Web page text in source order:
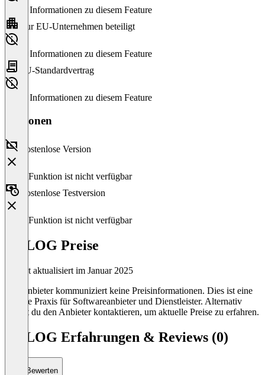
Keine Informationen zu diesem Feature
Nur EU-Unternehmen beteiligt
Keine Informationen zu diesem Feature
EU-Standardvertrag
Keine Informationen zu diesem Feature
Versionen
Kostenlose Version
Diese Funktion ist nicht verfügbar
Kostenlose Testversion
Diese Funktion ist nicht verfügbar
1st LOG Preise
Zuletzt aktualisiert im Januar 2025
Der Anbieter kommuniziert keine Preisinformationen. Dies ist eine
übliche Praxis für Softwareanbieter und Dienstleister. Alternativ
kannst du den Anbieter kontaktieren, um aktuelle Preise zu erfahren.
1st LOG Erfahrungen & Reviews (0)
Bewerten